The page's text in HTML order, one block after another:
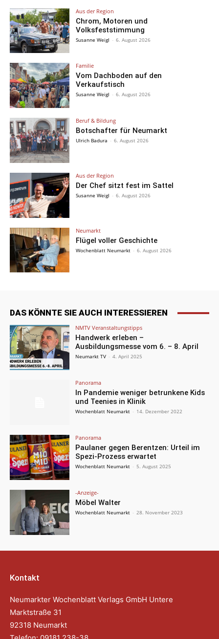
Aus der Region
Chrom, Motoren und
Volksfeststimmung
Susanne Weigl - 6. August 2026
Familie
Vom Dachboden auf den
Verkaufstisch
Susanne Weigl - 6. August 2026
Beruf & Bildung
Botschafter für Neumarkt
Ulrich Badura - 6. August 2026
Aus der Region
Der Chef sitzt fest im Sattel
Susanne Weigl - 6. August 2026
Neumarkt
Flügel voller Geschichte
Wochenblatt Neumarkt - 6. August 2026
DAS KÖNNTE SIE AUCH INTERESSIEREN
NMTV Veranstaltungstipps
Handwerk erleben –
Ausbildungsmesse vom 6. – 8. April
Neumarkt TV - 4. April 2025
Panorama
In Pandemie weniger betrunkene Kids
und Teenies in Klinik
Wochenblatt Neumarkt - 14. Dezember 2022
Panorama
Paulaner gegen Berentzen: Urteil im
Spezi-Prozess erwartet
Wochenblatt Neumarkt - 5. August 2025
-Anzeige-
Möbel Walter
Wochenblatt Neumarkt - 28. November 2023
Kontakt
Neumarkter Wochenblatt Verlags GmbH Untere
Marktstraße 31
92318 Neumarkt